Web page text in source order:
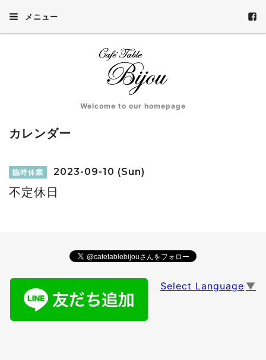
メニュー
Welcome to our homepage
カレンダー
臨時休業 2023-09-10 (Sun)
不定休日
Select Language ▼